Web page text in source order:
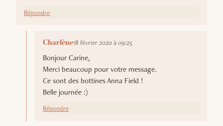
Répondre
Charlène18 février 2020 à 09:25
Bonjour Carine,
Merci beaucoup pour votre message.
Ce sont des bottines Anna Field !
Belle journée :)
Répondre